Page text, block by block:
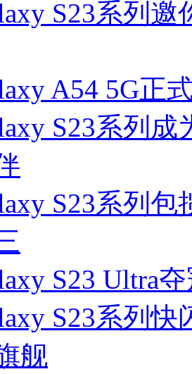
S23系列
A54 5G正
S23系列
S23系列
S23 Ultra
S23系列
舰